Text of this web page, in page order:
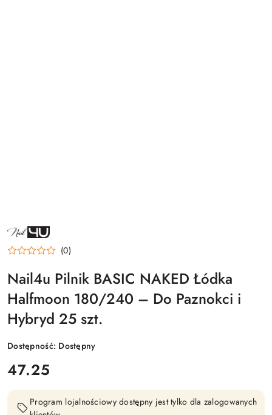
NAZWA
PRODUCENTA:
NAIL4U
(0)
Nail4u Pilnik BASIC NAKED Łódka
Halfmoon 180/240 – Do Paznokci i
Hybryd 25 szt.
Dostępność: Dostępny
cena:
47.25
Program lojalnościowy dostępny jest tylko dla zalogowanych